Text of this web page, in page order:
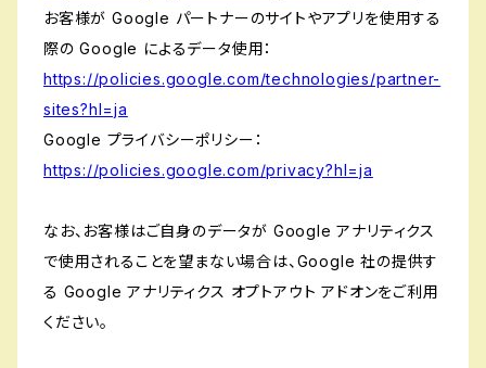
お客様が Google パートナーのサイトやアプリを使用する
際の Google によるデータ使用：
https://policies.google.com/technologies/partner-
sites?hl=ja
Google プライバシーポリシー：
https://policies.google.com/privacy?hl=ja
なお、お客様はご自身のデータが Google アナリティクス
で使用されることを望まない場合は、Google 社の提供す
る Google アナリティクス オプトアウト アドオンをご利用
ください。